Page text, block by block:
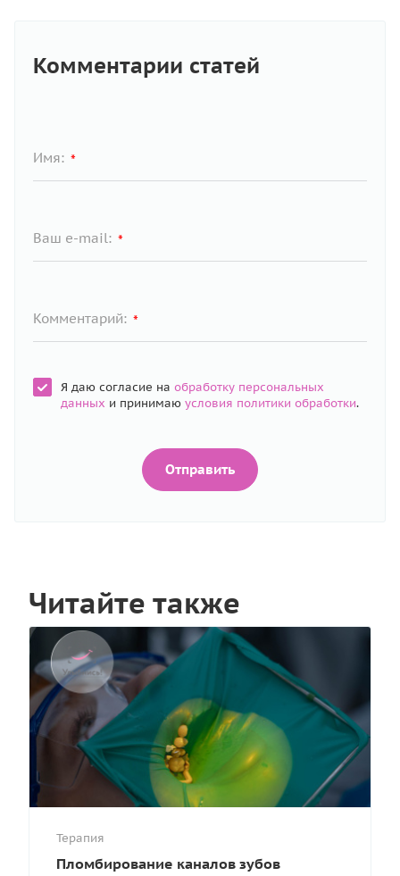
Комментарии статей
Имя: *
Ваш e-mail: *
Комментарий: *
Я даю согласие на обработку персональных
данных и принимаю условия политики обработки.
Отправить
Читайте также
Терапия
Пломбирование каналов зубов